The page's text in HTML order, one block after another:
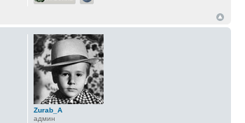
Zurab_A
админ